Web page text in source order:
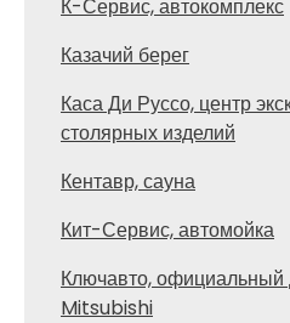
К-Сервис, автокомплекс
Казачий берег
Каса Ди Руссо, центр
столярных изделий
Кентавр, сауна
Кит-Сервис, автомойка
Ключавто, официальный
Mitsubishi